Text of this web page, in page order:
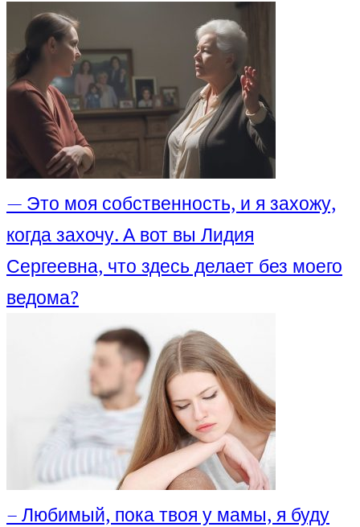
— Это моя собственность, и я захожу,
когда захочу. А вот вы Лидия
Сергеевна, что здесь делает без моего
ведома?
– Любимый, пока твоя у мамы, я буду